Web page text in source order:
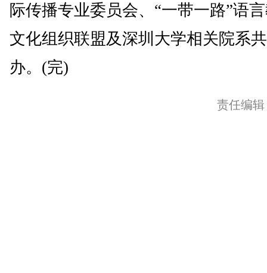
际传播专业委员会、“一带一路”语
文化组织联盟及深圳大学相关院系
办。(完)
责任编